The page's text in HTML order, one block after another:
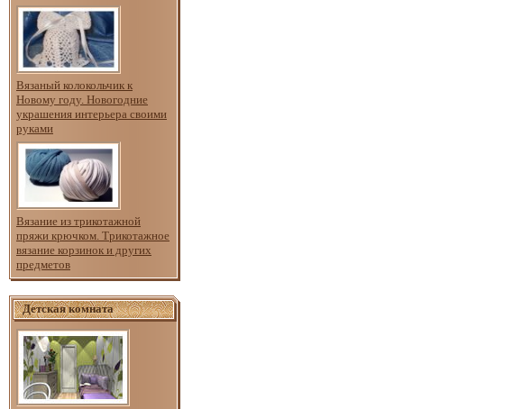
Вязаный колокольчик к
Новому году. Новогодние
украшения интерьера своими
руками
Вязание из трикотажной
пряжи крючком. Трикотажное
вязание корзинок и других
предметов
Детская комната